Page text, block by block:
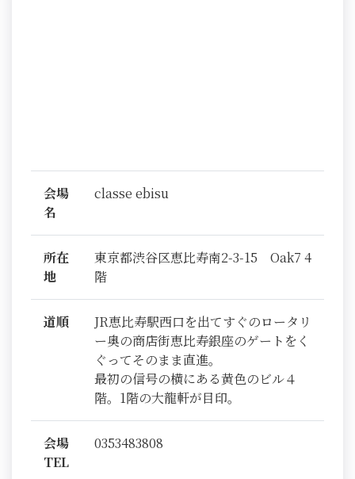
会場
名
classe ebisu
所在
地
東京都渋谷区恵比寿南2-3-15 Oak7 4
階
道順
JR恵比寿駅西口を出てすぐのロータリ
ー奥の商店街恵比寿銀座のゲートをく
ぐってそのまま直進。
最初の信号の横にある黄色のビル４
階。1階の大龍軒が目印。
会場
TEL
0353483808